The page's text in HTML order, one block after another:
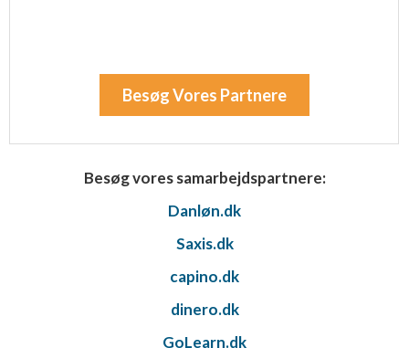
Besøg Vores Partnere
Besøg vores samarbejdspartnere:
Danløn.dk
Saxis.dk
capino.dk
dinero.dk
GoLearn.dk